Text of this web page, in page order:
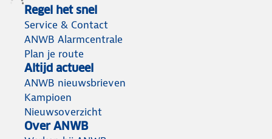
Regel het snel
Service & Contact
ANWB Alarmcentrale
Plan je route
Altijd actueel
ANWB nieuwsbrieven
Kampioen
Nieuwsoverzicht
Over ANWB